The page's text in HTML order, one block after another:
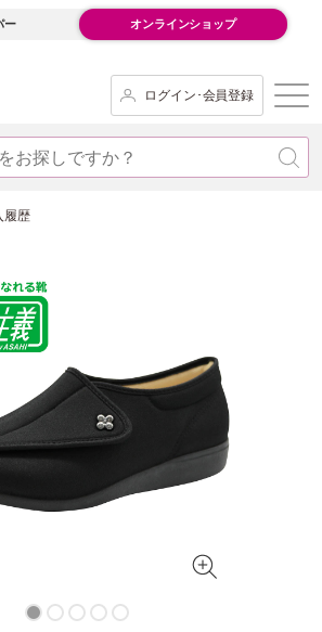
ー オンラインショップ
ログイン･会員登録
履歴